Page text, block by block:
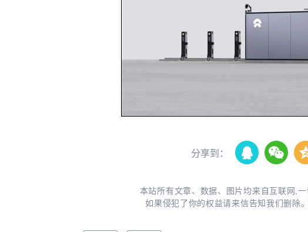
分享到：
本站所有文章、数据、图片均来自互联网,
如果侵犯了你的权益请来信告知我们删除。